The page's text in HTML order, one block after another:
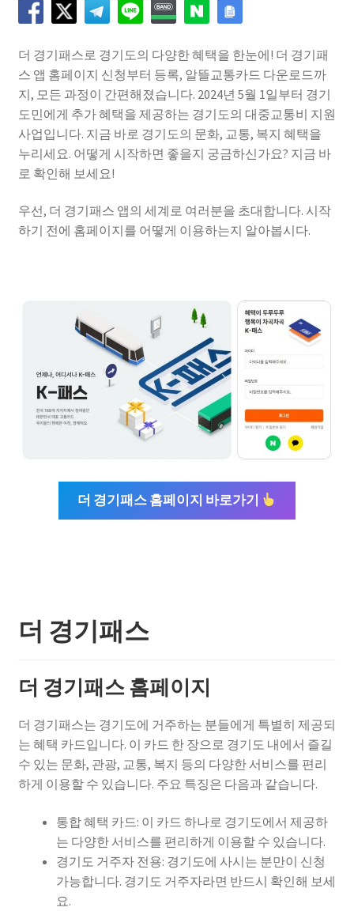
더 경기패스로 경기도의 다양한 혜택을 한눈에! 더 경기패
스 앱 홈페이지 신청부터 등록, 알뜰교통카드 다운로드까
지, 모든 과정이 간편해졌습니다. 2024년 5월 1일부터 경기
도민에게 추가 혜택을 제공하는 경기도의 대중교통비 지원
사업입니다. 지금 바로 경기도의 문화, 교통, 복지 혜택을
누리세요. 어떻게 시작하면 좋을지 궁금하신가요? 지금 바
로 확인해 보세요!
우선, 더 경기패스 앱의 세계로 여러분을 초대합니다. 시작
하기 전에 홈페이지를 어떻게 이용하는지 알아봅시다.
더 경기패스 홈페이지 바로가기
더 경기패스
더 경기패스 홈페이지
더 경기패스는 경기도에 거주하는 분들에게 특별히 제공되
는 혜택 카드입니다. 이 카드 한 장으로 경기도 내에서 즐길
수 있는 문화, 관광, 교통, 복지 등의 다양한 서비스를 편리
하게 이용할 수 있습니다. 주요 특징은 다음과 같습니다.
통합 혜택 카드: 이 카드 하나로 경기도에서 제공하
는 다양한 서비스를 편리하게 이용할 수 있습니다.
경기도 거주자 전용: 경기도에 사시는 분만이 신청
가능합니다. 경기도 거주자라면 반드시 확인해 보세
요.